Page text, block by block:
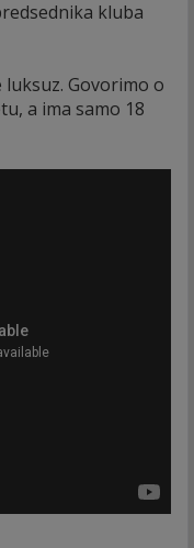
kluba
Govorimo o
a ima samo 18